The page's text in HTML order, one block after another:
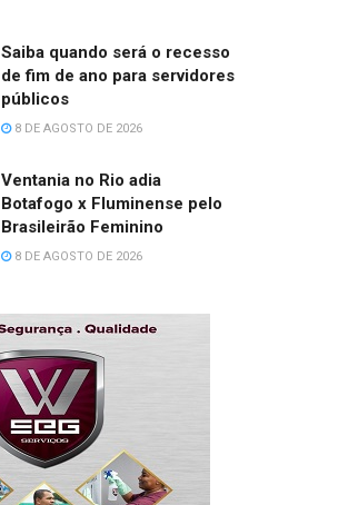
Saiba quando será o recesso
de fim de ano para servidores
públicos
8 DE AGOSTO DE 2026
Ventania no Rio adia
Botafogo x Fluminense pelo
Brasileirão Feminino
8 DE AGOSTO DE 2026